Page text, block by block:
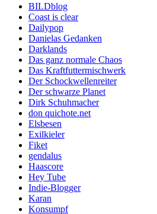
BILDblog
Coast is clear
Dailypop
Danielas Gedanken
Darklands
Das ganz normale Chaos
Das Kraftfuttermischwerk
Der Schockwellenreiter
Der schwarze Planet
Dirk Schuhmacher
don quichote.net
Elsbesen
Exilkieler
Fiket
gendalus
Haascore
Hey Tube
Indie-Blogger
Karan
Konsumpf